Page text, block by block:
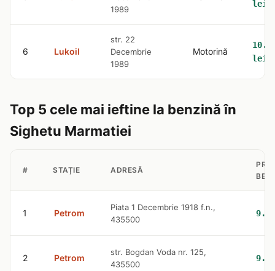
1989
lei
6 Lukoil
str. 22
Decembrie
1989
Motorină
lei
Top 5 cele mai ieftine la benzină în
Sighetu Marmatiei
# STAȚIE ADRESĂ
1 Petrom
Piata 1 Decembrie 1918 f.n.,
435500
2 Petrom
str. Bogdan Voda nr. 125,
435500